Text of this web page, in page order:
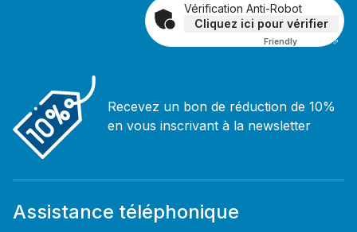
Vérification Anti-Robot
Cliquez ici pour vérifier
Friendly Captcha ⇗
Recevez un bon de réduction de 10%
en vous inscrivant à la newsletter
Assistance téléphonique